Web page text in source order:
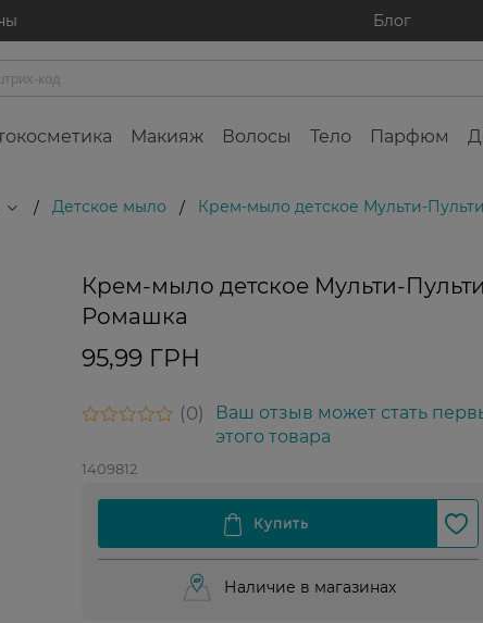
Блог
Макияж Волосы Тело Парфюм
/ Детское мыло / Крем-мыло детское Мульти-
Крем-мыло детское Мульти-
Ромашка
95,99 ГРН
0
Ваш отзыв может стать
этого товара
1409812
Наличие в магазинах